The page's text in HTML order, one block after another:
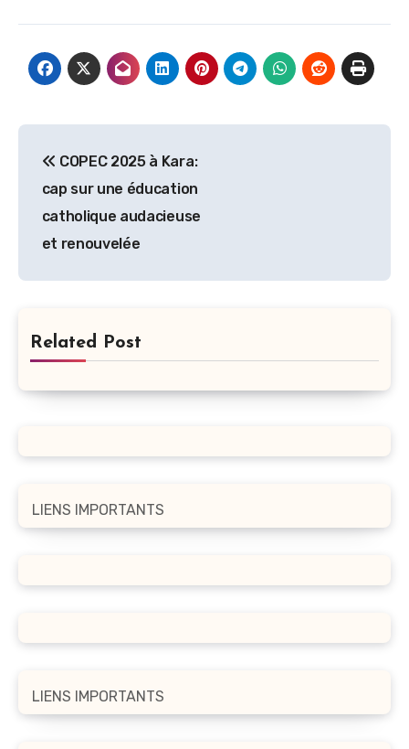
de
l’article
COPEC 2025 à Kara:
cap sur une éducation
catholique audacieuse
et renouvelée
Related Post
LIENS IMPORTANTS
LIENS IMPORTANTS